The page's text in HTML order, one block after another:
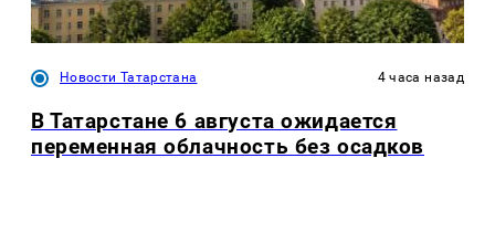
Новости Татарстана 4 часа назад
В Татарстане 6 августа ожидается
переменная облачность без осадков